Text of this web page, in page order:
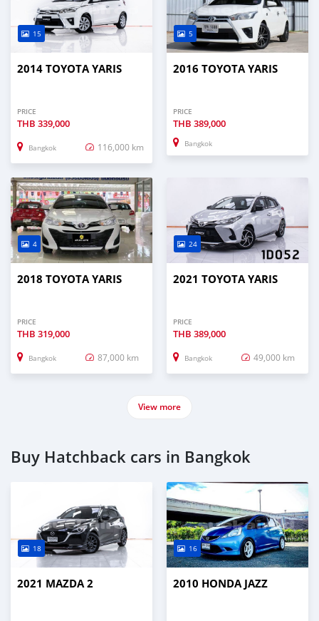
15
2014 TOYOTA YARIS
PRICE
THB 339,000
Bangkok 116,000 km
5
2016 TOYOTA YARIS
PRICE
THB 389,000
Bangkok
4
2018 TOYOTA YARIS
PRICE
THB 319,000
Bangkok 87,000 km
24
2021 TOYOTA YARIS
PRICE
THB 389,000
Bangkok 49,000 km
View more
Buy Hatchback cars in Bangkok
18
2021 MAZDA 2
16
2010 HONDA JAZZ